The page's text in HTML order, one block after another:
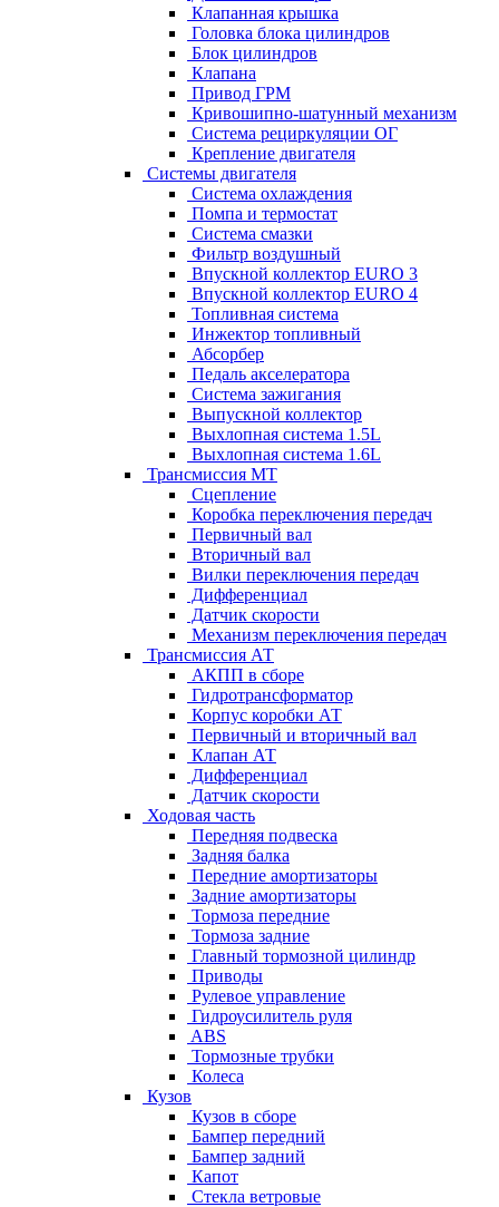
Клапанная крышка
Головка блока цилиндров
Блок цилиндров
Клапана
Привод ГРМ
Кривошипно-шатунный механизм
Система рециркуляции ОГ
Крепление двигателя
Системы двигателя
Система охлаждения
Помпа и термостат
Система смазки
Фильтр воздушный
Впускной коллектор EURO 3
Впускной коллектор EURO 4
Топливная система
Инжектор топливный
Абсорбер
Педаль акселератора
Система зажигания
Выпускной коллектор
Выхлопная система 1.5L
Выхлопная система 1.6L
Трансмиссия МТ
Сцепление
Коробка переключения передач
Первичный вал
Вторичный вал
Вилки переключения передач
Дифференциал
Датчик скорости
Механизм переключения передач
Трансмиссия АТ
АКПП в сборе
Гидротрансформатор
Корпус коробки АТ
Первичный и вторичный вал
Клапан АТ
Дифференциал
Датчик скорости
Ходовая часть
Передняя подвеска
Задняя балка
Передние амортизаторы
Задние амортизаторы
Тормоза передние
Тормоза задние
Главный тормозной цилиндр
Приводы
Рулевое управление
Гидроусилитель руля
ABS
Тормозные трубки
Колеса
Кузов
Кузов в сборе
Бампер передний
Бампер задний
Капот
Стекла ветровые